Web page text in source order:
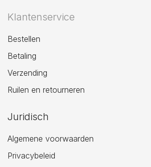
Klantenservice
Bestellen
Betaling
Verzending
Ruilen en retourneren
Juridisch
Algemene voorwaarden
Privacybeleid